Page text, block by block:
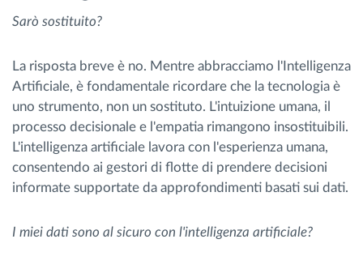
Sarò sostituito?
La risposta breve è no. Mentre abbracciamo l'Intelligenza
Artificiale, è fondamentale ricordare che la tecnologia è
uno strumento, non un sostituto. L'intuizione umana, il
processo decisionale e l'empatia rimangono insostituibili.
L'intelligenza artificiale lavora con l'esperienza umana,
consentendo ai gestori di flotte di prendere decisioni
informate supportate da approfondimenti basati sui dati.
I miei dati sono al sicuro con l'intelligenza artificiale?